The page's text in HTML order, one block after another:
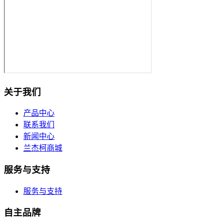
关于我们
产品中心
联系我们
新闻中心
兰杰柯商城
服务与支持
服务与支持
自主品牌